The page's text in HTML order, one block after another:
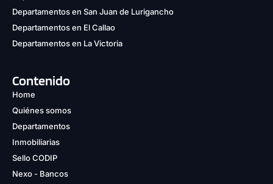
Departamentos en San Juan de Lurigancho
Departamentos en El Callao
Departamentos en La Victoria
Contenido
Home
Quiénes somos
Departamentos
Inmobiliarias
Sello CODIP
Nexo - Bancos